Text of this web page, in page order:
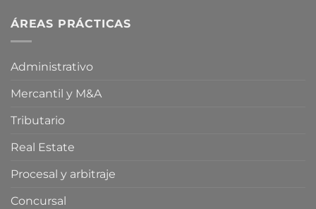
ÁREAS PRÁCTICAS
Administrativo
Mercantil y M&A
Tributario
Real Estate
Procesal y arbitraje
Concursal